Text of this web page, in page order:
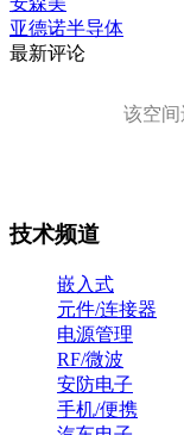
亚德诺半导体
最新评论
该空间
技术频道
嵌入式
元件/连接器
电源管理
RF/微波
安防电子
手机/便携